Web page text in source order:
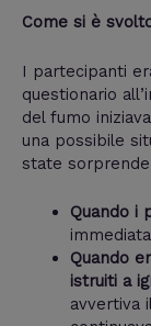
Come si è
I partecipanti
questionario
del fumo
una possibile
state
Quando i
Quando
istruiti a
avvertiva